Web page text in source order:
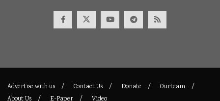
Advertise with us Contact Us Donate
Ourteam